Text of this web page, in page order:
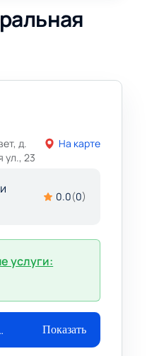
д.
ул., 23
На карте
0.0(0)
услуги:
Показать